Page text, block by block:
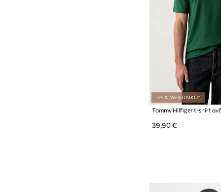
-25% ΜΕ ΚΩΔΙΚΟ*
Tommy Hilfiger t-shirt
39,90 €